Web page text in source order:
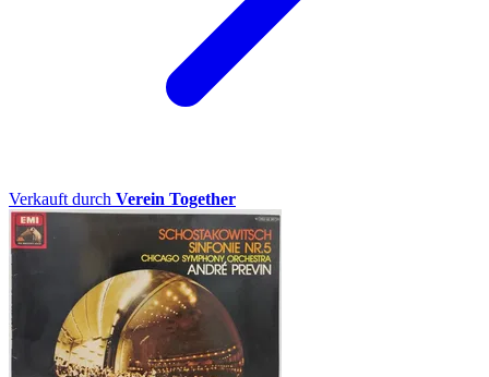
Verkauft durch Verein Together